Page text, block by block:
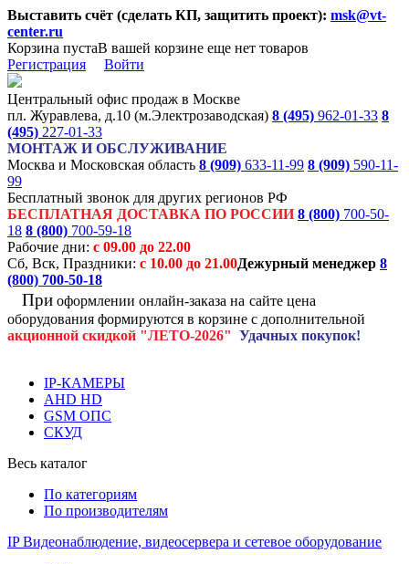
Выставить счёт (сделать КП, защитить проект): msk@vt-
center.ru
Корзина пустаВ вашей корзине еще нет товаров
Регистрация
Войти
Центральный офис продаж в Москве
пл. Журавлева, д.10 (м.Электрозаводская) 8 (495) 962-01-33 8
(495) 227-01-33
МОНТАЖ И ОБСЛУЖИВАНИЕ
Москва и Московская область 8 (909) 633-11-99 8 (909) 590-11-
99
Бесплатный звонок для других регионов РФ
БЕСПЛАТНАЯ ДОСТАВКА ПО РОССИИ 8 (800) 700-50-
18 8 (800) 700-59-18
Рабочие дни: с 09.00 до 22.00
Сб, Вск, Праздники: с 10.00 до 21.00Дежурный менеджер 8
(800) 700-50-18
При оформлении онлайн-заказа на сайте цена
оборудования формируются в корзине с дополнительной
акционной скидкой "ЛЕТО-2026" Удачных покупок!
IP-КАМЕРЫ
AHD HD
GSM ОПС
СКУД
Весь каталог
По категориям
По производителям
IP Видеонаблюдение, видеосервера и сетевое оборудование